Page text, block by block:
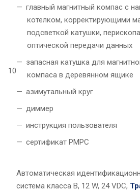
10
главный магнитный компас с
котелком, корректирующими
подсветкой катушки,
оптической передачи данных
запасная катушка для
компаса в деревянном ящике
азимутальный круг
диммер
инструкция пользователя
сертификат РМРС
Автоматическая
система класса B, 12 W, 24 VDC,